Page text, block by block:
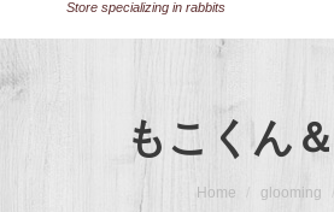
Store specializing in rabbits
もこくん
Home glooming